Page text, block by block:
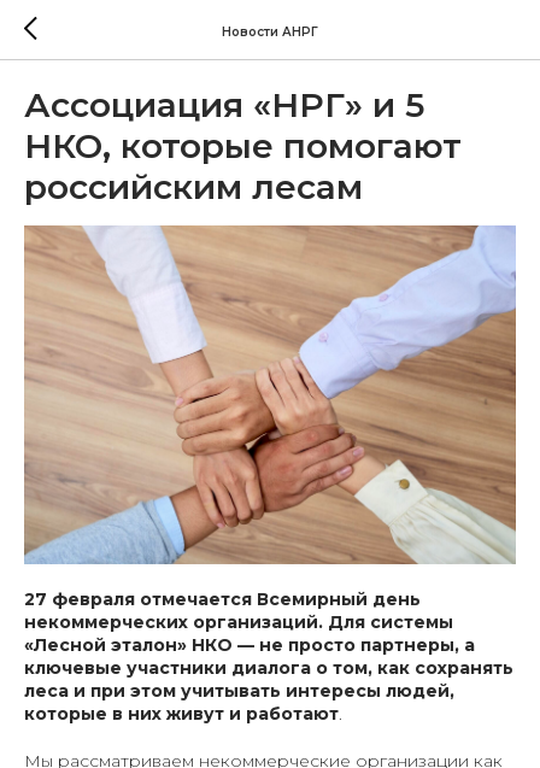
Новости АНРГ
Ассоциация «НРГ» и 5
НКО, которые помогают
российским лесам
27 февраля отмечается Всемирный день
некоммерческих организаций. Для системы
«Лесной эталон» НКО — не просто партнеры, а
ключевые участники диалога о том, как сохранять
леса и при этом учитывать интересы людей,
которые в них живут и работают
Мы рассматриваем некоммерческие организации как